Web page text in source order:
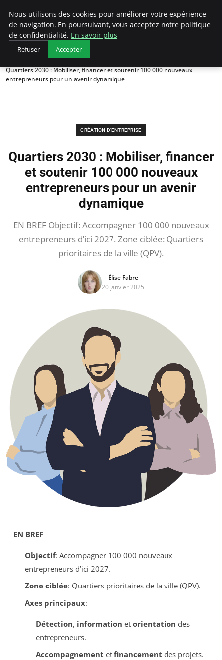
LECFCM
Accueil
Création d'entreprise
Quartiers 2030 : Mobiliser, financer et soutenir 100 000 nouveaux
entrepreneurs pour un avenir dynamique
CRÉATION D'ENTREPRISE
Quartiers 2030 : Mobiliser, financer
et soutenir 100 000 nouveaux
entrepreneurs pour un avenir
dynamique
EN BREF Objectif: Accompagner 100 000 nouveaux
entrepreneurs d’ici 2027. Zone ciblée: Quartiers
prioritaires de la ville (QPV).
Élise Fabre
20 janvier 2025
EN BREF
Objectif: Accompagner 100 000 nouveaux
entrepreneurs d’ici 2027.
Zone ciblée: Quartiers prioritaires de la ville (QPV).
Axes principaux:
Détection, information et orientation des
entrepreneurs.
Accompagnement et financement des projets.
Nous utilisons des cookies pour améliorer votre expérience
de navigation. En poursuivant, vous acceptez notre politique
de confidentialité. En savoir plus
Refuser Accepter